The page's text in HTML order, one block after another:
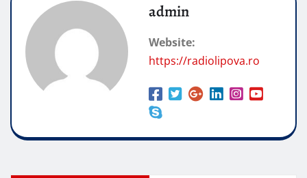
admin
Website:
https://radiolipova.ro